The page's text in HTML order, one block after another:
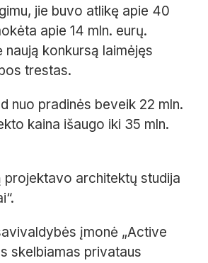
jie buvo atlikę apie 40
apie 14 mln. eurų.
konkursą laimėjęs
trestas.
nuo pradinės beveik 22 mln.
kaina išaugo iki 35 mln.
projektavo architektų studija
įmonė „Active
skelbiamas privataus